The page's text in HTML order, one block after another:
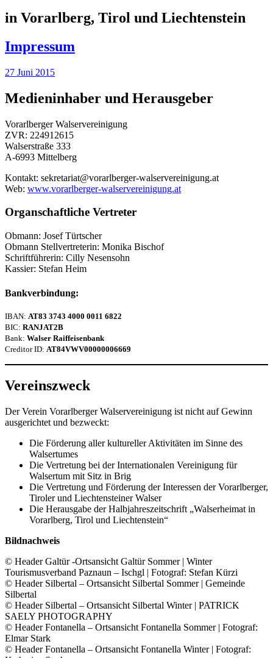
in Vorarlberg, Tirol und Liechtenstein
Impressum
27 Juni 2015
Medieninhaber und Herausgeber
Vorarlberger Walservereinigung
ZVR: 224912615
Walserstraße 333
A-6993 Mittelberg
Kontakt: sekretariat@vorarlberger-walservereinigung.at
Web: www.vorarlberger-walservereinigung.at
Organschaftliche Vertreter
Obmann: Josef Türtscher
Obmann Stellvertreterin: Monika Bischof
Schriftführerin: Cilly Nesensohn
Kassier: Stefan Heim
Bankverbindung:
IBAN: AT83 3743 4000 0011 6822
BIC: RANJAT2B
Bank: Walser Raiffeisenbank
Creditor ID: AT84VWV00000006669
Vereinszweck
Der Verein Vorarlberger Walservereinigung ist nicht auf Gewinn
ausgerichtet und bezweckt:
Die Förderung aller kultureller Aktivitäten im Sinne des
Walsertumes
Die Vertretung bei der Internationalen Vereinigung für
Walsertum mit Sitz in Brig
Die Vertretung und Förderung der Interessen der Vorarlberger,
Tiroler und Liechtensteiner Walser
Die Herausgabe der Halbjahreszeitschrift „Walserheimat in
Vorarlberg, Tirol und Liechtenstein“
Bildnachweis
© Header Galtür -Ortsansicht Galtür Sommer | Winter
Tourismusverband Paznaun – Ischgl | Fotograf: Stefan Kürzi
© Header Silbertal – Ortsansicht Silbertal Sommer | Gemeinde
Silbertal
© Header Silbertal – Ortsansicht Silbertal Winter | PATRICK
SAELY PHOTOGRAPHY
© Header Fontanella – Ortsansicht Fontanella Sommer | Fotograf:
Elmar Stark
© Header Fontanella – Ortsansicht Fontanella Winter | Fotograf: